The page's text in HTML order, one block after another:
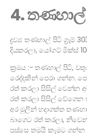
4.
ද්‍රව්‍ය: තණහාල් පිටි ග්‍රෑම්
දියකරලා, යෝගට් මික්ස්
ක්‍රමය :- තණහාල් පිටි,
රෙද්දකින් පෙරා ගන්න.
රත් කරලා සිසිල් වෙන්න
රත් කරලා සිසිල්
අර මුලින් හදාගත්ත
බාගෙට රත් කරලා,
පස්සෙ තමයි කෑමට ගන්න